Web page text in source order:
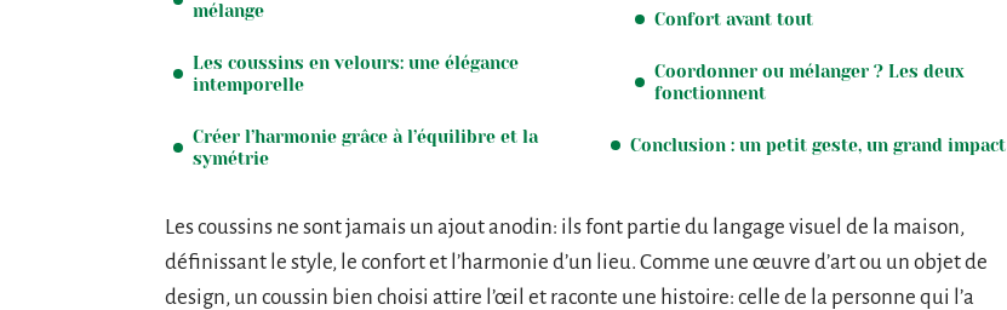
mélange
Les coussins en velours: une élégance
intemporelle
Créer l’harmonie grâce à l’équilibre et la
symétrie
Confort avant tout
Coordonner ou mélanger ? Les deux
fonctionnent
Conclusion : un petit geste, un grand impact
Les coussins ne sont jamais un ajout anodin: ils font partie du langage visuel de la maison,
définissant le style, le confort et l’harmonie d’un lieu. Comme une œuvre d’art ou un objet de
design, un coussin bien choisi attire l’œil et raconte une histoire: celle de la personne qui l’a